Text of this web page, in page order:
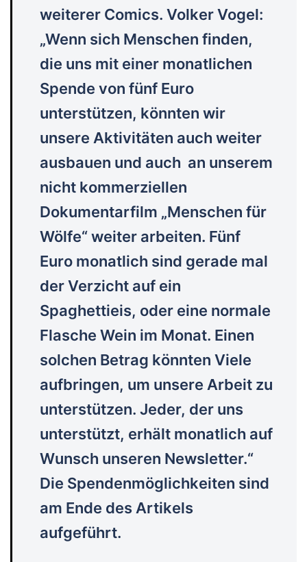
weiterer Comics. Volker Vogel:
„Wenn sich Menschen finden,
die uns mit einer monatlichen
Spende von fünf Euro
unterstützen, könnten wir
unsere Aktivitäten auch weiter
ausbauen und auch an unserem
nicht kommerziellen
Dokumentarfilm „Menschen für
Wölfe“ weiter arbeiten. Fünf
Euro monatlich sind gerade mal
der Verzicht auf ein
Spaghettieis, oder eine normale
Flasche Wein im Monat. Einen
solchen Betrag könnten Viele
aufbringen, um unsere Arbeit zu
unterstützen. Jeder, der uns
unterstützt, erhält monatlich auf
Wunsch unseren Newsletter.“
Die Spendenmöglichkeiten sind
am Ende des Artikels
aufgeführt.